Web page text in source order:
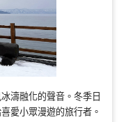
濤融化的聲音。冬季日
愛小眾漫遊的旅行者。